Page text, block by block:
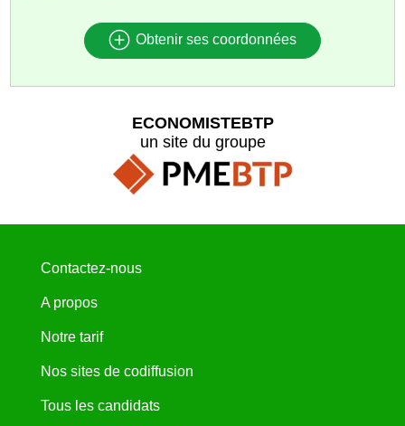
Obtenir ses coordonnées
ECONOMISTEBTP
un site du groupe
Contactez-nous
A propos
Notre tarif
Nos sites de codiffusion
Tous les candidats